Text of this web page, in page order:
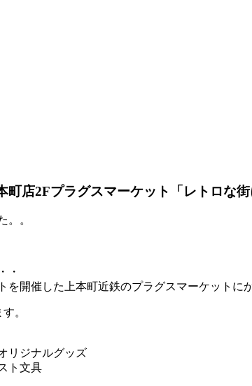
店2Fプラグスマーケット「レトロな
。。
・
を開催した上本町近鉄のプラグスマーケットに
。
リジナルグッズ
ト文具